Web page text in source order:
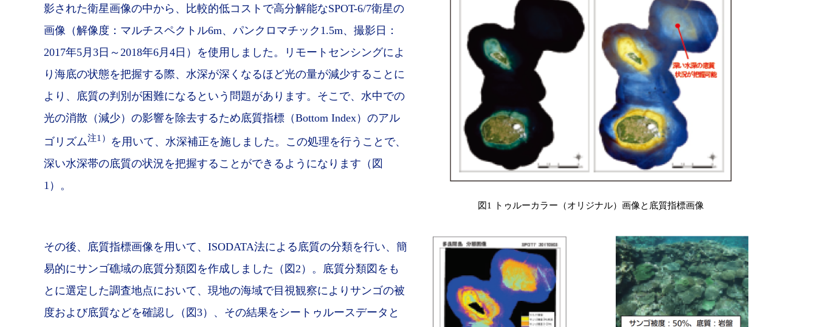
影された衛星画像の中から、比較的低コストで高分解能なSPOT-6/7衛星の
画像（解像度：マルチスペクトル6m、パンクロマチック1.5m、撮影日：
2017年5月3日～2018年6月4日）を使用しました。リモートセンシングによ
り海底の状態を把握する際、水深が深くなるほど光の量が減少することに
より、底質の判別が困難になるという問題があります。そこで、水中での
光の消散（減少）の影響を除去するため底質指標（Bottom Index）のアル
ゴリズム注1）
を用いて、水深補正を施しました。この処理を行うことで、
深い水深帯の底質の状況を把握することができるようになります（図
1）。
図1 トゥルーカラー（オリジナル）画像と底質指標画像
その後、底質指標画像を用いて、ISODATA法による底質の分類を行い、簡
易的にサンゴ礁域の底質分類図を作成しました（図2）。底質分類図をも
とに選定した調査地点において、現地の海域で目視観察によりサンゴの被
度および底質などを確認し（図3）、その結果をシートゥルースデータと